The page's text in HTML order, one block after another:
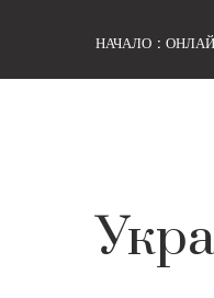
НАЧАЛО